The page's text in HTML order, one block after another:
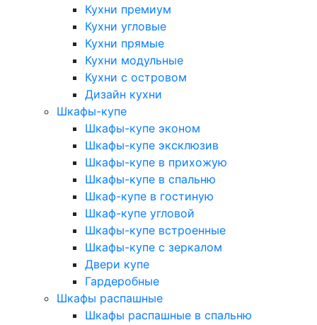
Кухни премиум
Кухни угловые
Кухни прямые
Кухни модульные
Кухни с островом
Дизайн кухни
Шкафы-купе
Шкафы-купе эконом
Шкафы-купе эксклюзив
Шкафы-купе в прихожую
Шкафы-купе в спальню
Шкаф-купе в гостиную
Шкаф-купе угловой
Шкафы-купе встроенные
Шкафы-купе с зеркалом
Двери купе
Гардеробные
Шкафы распашные
Шкафы распашные в спальню